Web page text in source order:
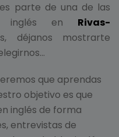
parte de una de las
inglés en Rivas-
déjanos mostrarte
que aprendas
objetivo es que
inglés de forma
entrevistas de